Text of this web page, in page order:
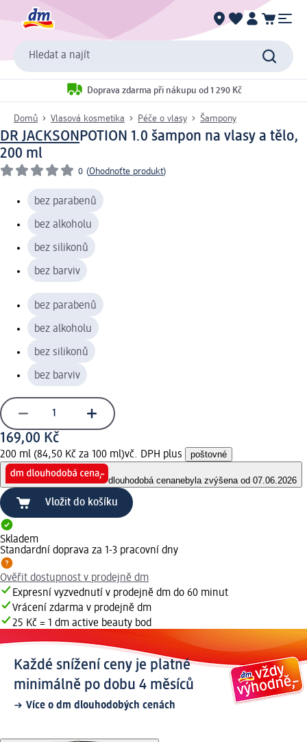
Hledat a najít
Doprava zdarma při nákupu od 1 290 Kč
Domů Vlasová kosmetika Péče o vlasy Šampony
DR JACKSONPOTION 1.0 šampon na vlasy a tělo,
200 ml
0 (Ohodnoťte produkt)
bez parabenů
bez alkoholu
bez silikonů
bez barviv
bez parabenů
bez alkoholu
bez silikonů
bez barviv
169,00 Kč
200 ml (84,50 Kč za 100 ml)vč. DPH plus poštovné
dlouhodobá cenanebyla zvýšena od 07.06.2026
Vložit do košíku
Skladem
Standardní doprava za 1-3 pracovní dny
Ověřit dostupnost v prodejně dm
Expresní vyzvednutí v prodejně dm do 60 minut
Vrácení zdarma v prodejně dm
25 Kč = 1 dm active beauty bod
Každé snížení ceny je platné
minimálně po dobu 4 měsíců
Více o dm dlouhodobých cenách